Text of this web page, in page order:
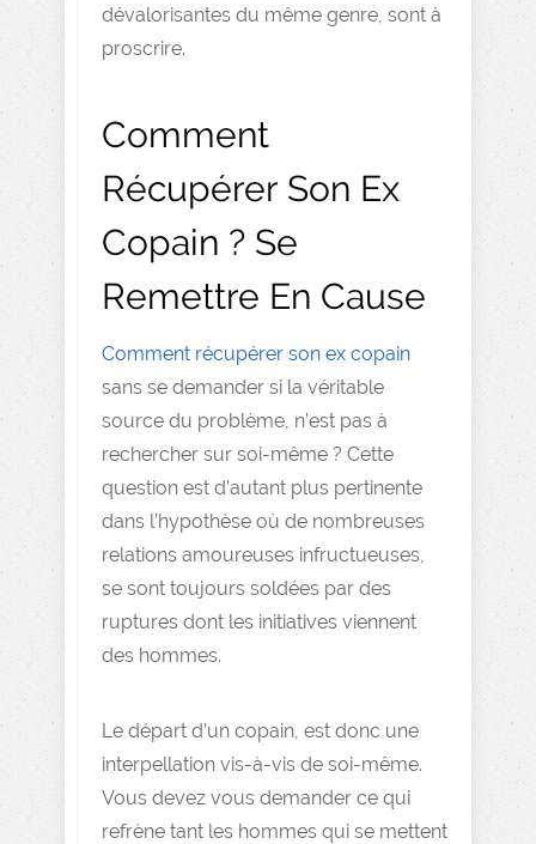
dévalorisantes du même genre, sont à
proscrire.
Comment
Récupérer Son Ex
Copain ? Se
Remettre En Cause
Comment récupérer son ex copain
sans se demander si la véritable
source du problème, n’est pas à
rechercher sur soi-même ? Cette
question est d’autant plus pertinente
dans l’hypothèse où de nombreuses
relations amoureuses infructueuses,
se sont toujours soldées par des
ruptures dont les initiatives viennent
des hommes.
Le départ d’un copain, est donc une
interpellation vis-à-vis de soi-même.
Vous devez vous demander ce qui
refrène tant les hommes qui se mettent